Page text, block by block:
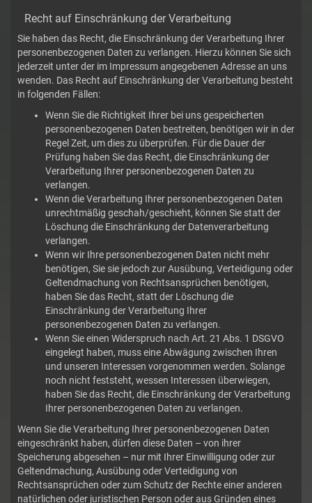
Recht auf Einschränkung der Verarbeitung
Sie haben das Recht, die Einschränkung der Verarbeitung Ihrer
personenbezogenen Daten zu verlangen. Hierzu können Sie sich
jederzeit unter der im Impressum angegebenen Adresse an uns
wenden. Das Recht auf Einschränkung der Verarbeitung besteht
in folgenden Fällen:
Wenn Sie die Richtigkeit Ihrer bei uns gespeicherten
personenbezogenen Daten bestreiten, benötigen wir in der
Regel Zeit, um dies zu überprüfen. Für die Dauer der
Prüfung haben Sie das Recht, die Einschränkung der
Verarbeitung Ihrer personenbezogenen Daten zu
verlangen.
Wenn die Verarbeitung Ihrer personenbezogenen Daten
unrechtmäßig geschah/geschieht, können Sie statt der
Löschung die Einschränkung der Datenverarbeitung
verlangen.
Wenn wir Ihre personenbezogenen Daten nicht mehr
benötigen, Sie sie jedoch zur Ausübung, Verteidigung oder
Geltendmachung von Rechtsansprüchen benötigen,
haben Sie das Recht, statt der Löschung die
Einschränkung der Verarbeitung Ihrer
personenbezogenen Daten zu verlangen.
Wenn Sie einen Widerspruch nach Art. 21 Abs. 1 DSGVO
eingelegt haben, muss eine Abwägung zwischen Ihren
und unseren Interessen vorgenommen werden. Solange
noch nicht feststeht, wessen Interessen überwiegen,
haben Sie das Recht, die Einschränkung der Verarbeitung
Ihrer personenbezogenen Daten zu verlangen.
Wenn Sie die Verarbeitung Ihrer personenbezogenen Daten
eingeschränkt haben, dürfen diese Daten – von ihrer
Speicherung abgesehen – nur mit Ihrer Einwilligung oder zur
Geltendmachung, Ausübung oder Verteidigung von
Rechtsansprüchen oder zum Schutz der Rechte einer anderen
natürlichen oder juristischen Person oder aus Gründen eines